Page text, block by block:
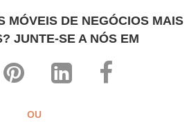
misturados com altos níveis
ser customizada para combinar com
e decoração
mais acessíveis de todos os tempos!
MÓVEIS DE NEGÓCIOS MAIS
JUNTE-SE A NÓS EM
OU